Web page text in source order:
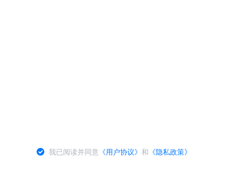
我已阅读并同意 《用户协议》和 《隐私政策》